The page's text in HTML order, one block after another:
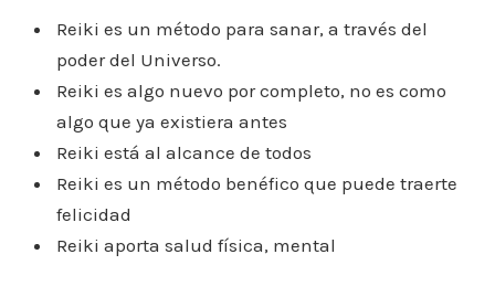
Reiki es un método para sanar, a través del
poder del Universo.
Reiki es algo nuevo por completo, no es como
algo que ya existiera antes
Reiki está al alcance de todos
Reiki es un método benéfico que puede traerte
felicidad
Reiki aporta salud física, mental